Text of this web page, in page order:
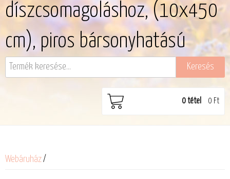
díszcsomagoláshoz, (10x450
cm), piros bársonyhatású
0tétel 0 Ft
Webáruház/